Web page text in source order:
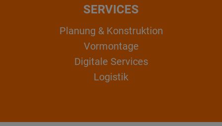
SERVICES
Planung & Konstruktion
Vormontage
Digitale Services
Logistik